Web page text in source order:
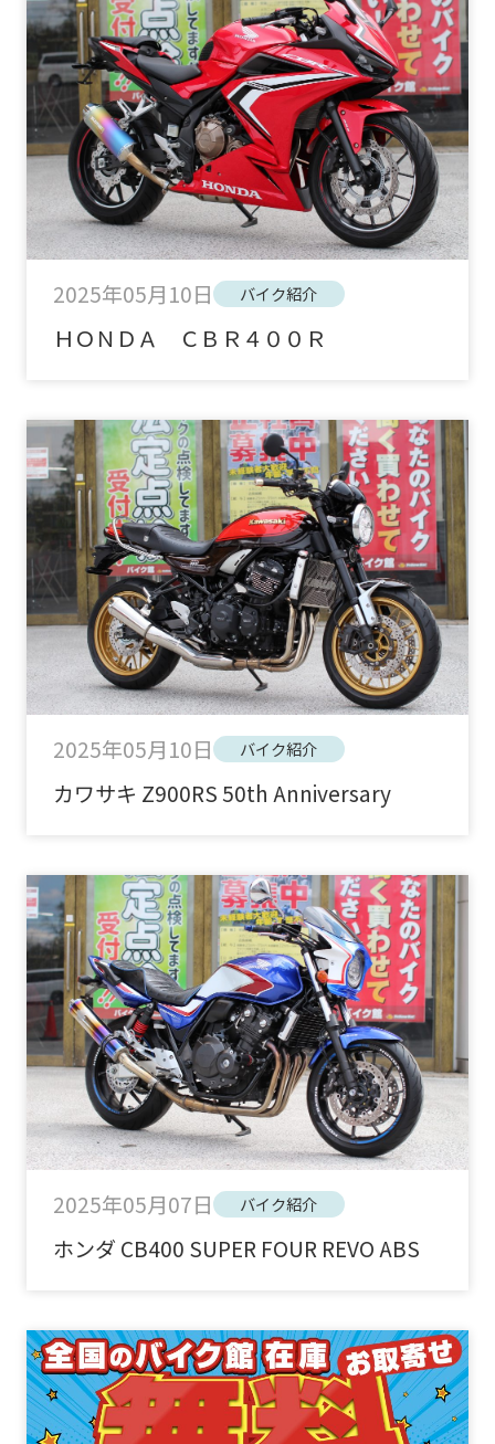
2025年05月10日 バイク紹介
ＨＯＮＤＡ ＣＢＲ４００Ｒ
2025年05月10日 バイク紹介
カワサキ Z900RS 50th Anniversary
2025年05月07日 バイク紹介
ホンダ CB400 SUPER FOUR REVO ABS